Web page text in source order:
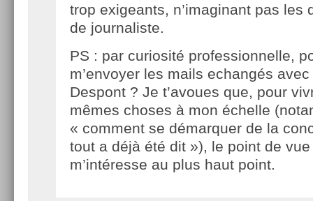
trop exigeants, n’imaginant pas les
de journaliste.
PS : par curiosité professionnelle,
m’envoyer les mails echangés
Despont ? Je t’avoues que, pour
mêmes choses à mon échelle
« comment se démarquer de la
tout a déjà été dit »), le point de
m’intéresse au plus haut point.